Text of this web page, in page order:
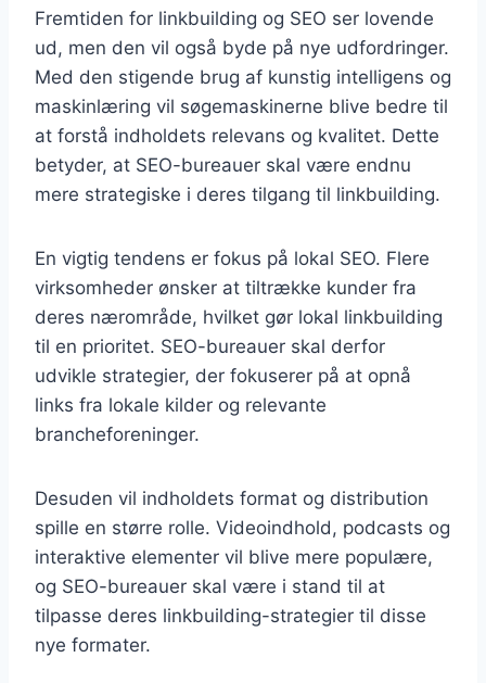
Fremtiden for linkbuilding og SEO ser lovende
ud, men den vil også byde på nye udfordringer.
Med den stigende brug af kunstig intelligens og
maskinlæring vil søgemaskinerne blive bedre til
at forstå indholdets relevans og kvalitet. Dette
betyder, at SEO-bureauer skal være endnu
mere strategiske i deres tilgang til linkbuilding.
En vigtig tendens er fokus på lokal SEO. Flere
virksomheder ønsker at tiltrække kunder fra
deres nærområde, hvilket gør lokal linkbuilding
til en prioritet. SEO-bureauer skal derfor
udvikle strategier, der fokuserer på at opnå
links fra lokale kilder og relevante
brancheforeninger.
Desuden vil indholdets format og distribution
spille en større rolle. Videoindhold, podcasts og
interaktive elementer vil blive mere populære,
og SEO-bureauer skal være i stand til at
tilpasse deres linkbuilding-strategier til disse
nye formater.